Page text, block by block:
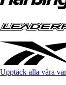
Upptäck alla våra